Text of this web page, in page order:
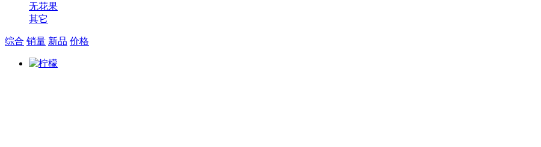
无花果
其它
综合 销量 新品 价格